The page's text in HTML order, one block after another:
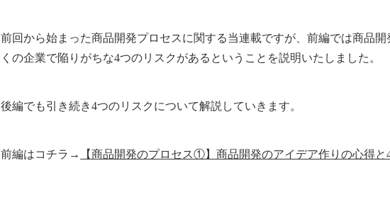
前回から始まった商品開発プロセスに関する当連載ですが、前編では商品
くの企業で陥りがちな4つのリスクがあるということを説明いたしました。
後編でも引き続き4つのリスクについて解説していきます。
前編はコチラ→ 【商品開発のプロセス①】商品開発のアイデア作りの心得と